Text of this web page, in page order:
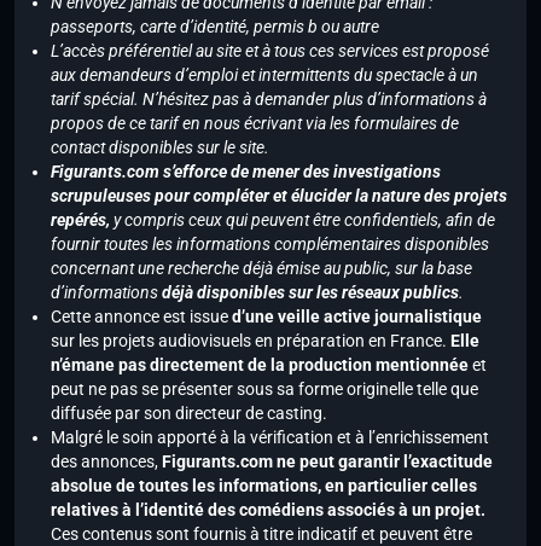
passeports, carte d’identité, permis b ou autre
L’accès préférentiel au site et à tous ces services est proposé
aux demandeurs d’emploi et intermittents du spectacle à un
tarif spécial. N’hésitez pas à demander plus d’informations à
propos de ce tarif en nous écrivant via les formulaires de
contact disponibles sur le site.
Figurants.com s’efforce de mener des investigations
scrupuleuses pour compléter et élucider la nature des projets
repérés, y compris ceux qui peuvent être confidentiels, afin de
fournir toutes les informations complémentaires disponibles
concernant une recherche déjà émise au public, sur la base
d’informationsdéjà disponibles sur les réseaux publics.
Cette annonce est issued’une veille active journalistique
sur les projets audiovisuels en préparation en France. Elle
n’émane pas directement de la production mentionnéeet
peut ne pas se présenter sous sa forme originelle telle que
diffusée par son directeur de casting.
Malgré le soin apporté à la vérification et à l’enrichissement
des annonces,Figurants.com ne peut garantir l’exactitude
absolue de toutes les informations, en particulier celles
relatives à l’identité des comédiens associés à un projet.
Ces contenus sont fournis à titre indicatif et peuvent être